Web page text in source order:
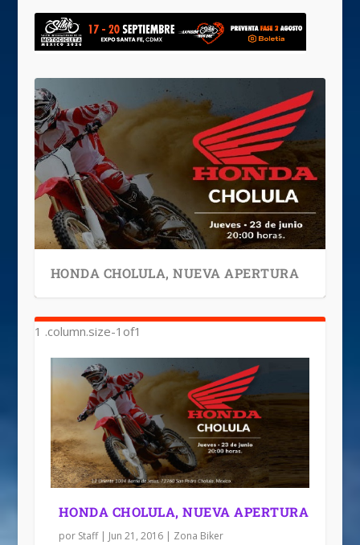
HONDA CHOLULA, NUEVA APERTURA
HONDA CHOLULA, NUEVA APERTURA
por Staff| Jun 21, 2016| Zona Biker